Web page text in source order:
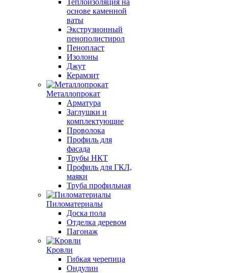
Теплоизоляция на
основе каменной
ваты
Экструзионный
пенополистирол
Пенопласт
Изолоны
Джут
Керамзит
Металлопрокат
Арматура
Заглушки и
комплектующие
Проволока
Профиль для
фасада
Трубы НКТ
Профиль для ГКЛ,
маяки
Труба профильная
Пиломатериалы
Доска пола
Отделка деревом
Пагонаж
Кровли
Гибкая черепица
Ондулин